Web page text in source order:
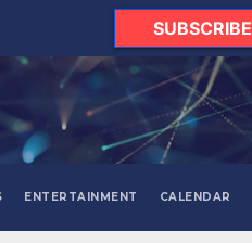
SUBSCRIBE
ENTERTAINMENT CALENDAR